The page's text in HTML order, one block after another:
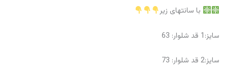
با سانتهای زیر
سایز:1 قد شلوار: 63
سایز:2 قد شلوار: 73